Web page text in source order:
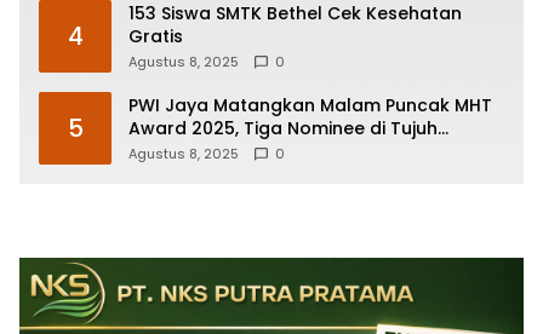
4
153 Siswa SMTK Bethel Cek Kesehatan
Gratis
Agustus 8, 2025 0
5
PWI Jaya Matangkan Malam Puncak MHT
Award 2025, Tiga Nominee di Tujuh
Kategori Siap Rebut Penghargaan
Agustus 8, 2025 0